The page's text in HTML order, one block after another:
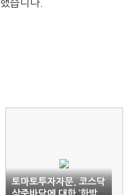
습니다.
토마토투자자문, 코스닥